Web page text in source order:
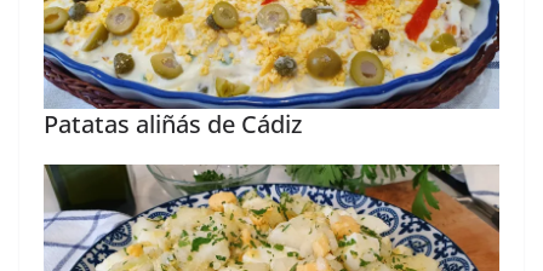
Patatas aliñás de Cádiz